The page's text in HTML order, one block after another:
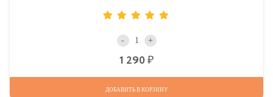
- +
1 290
ДОБАВИТЬ В КОРЗИНУ